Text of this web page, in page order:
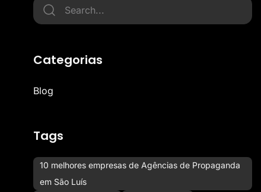
Categorias
Blog
Tags
10 melhores empresas de Agências de Propaganda
em São Luís